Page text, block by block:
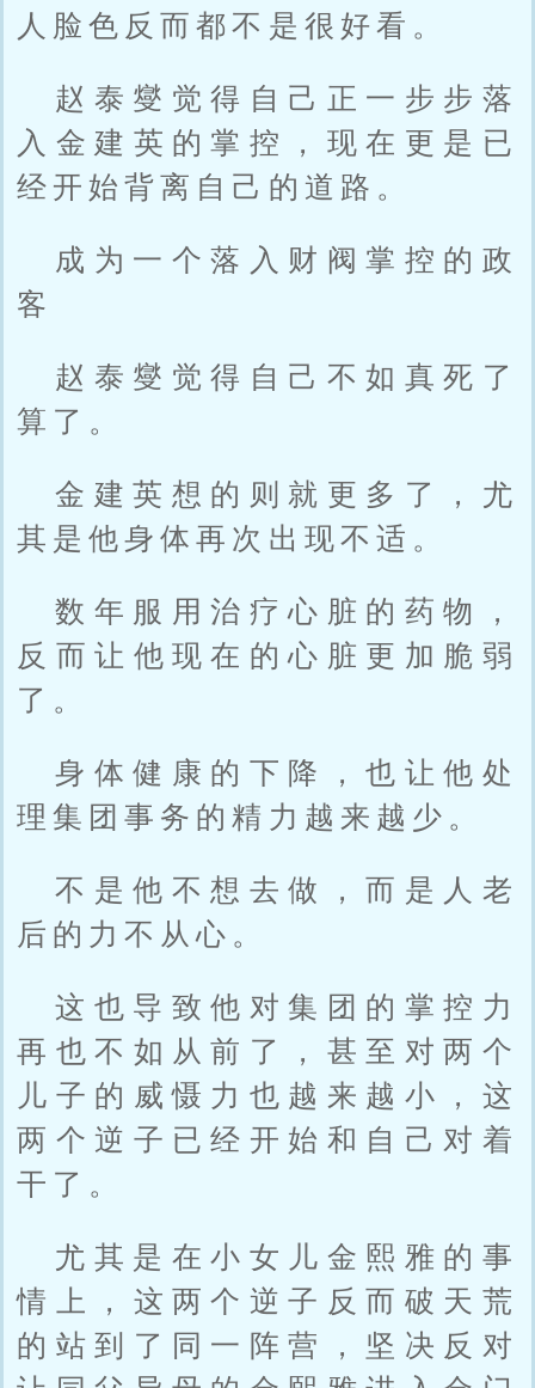
人脸色反而都不是很好看。
赵泰燮觉得自己正一步步落
入金建英的掌控，现在更是已
经开始背离自己的道路。
成为一个落入财阀掌控的政
客
赵泰燮觉得自己不如真死了
算了。
金建英想的则就更多了，尤
其是他身体再次出现不适。
数年服用治疗心脏的药物，
反而让他现在的心脏更加脆弱
了。
身体健康的下降，也让他处
理集团事务的精力越来越少。
不是他不想去做，而是人老
后的力不从心。
这也导致他对集团的掌控力
再也不如从前了，甚至对两个
儿子的威慑力也越来越小，这
两个逆子已经开始和自己对着
干了。
尤其是在小女儿金熙雅的事
情上，这两个逆子反而破天荒
的站到了同一阵营，坚决反对